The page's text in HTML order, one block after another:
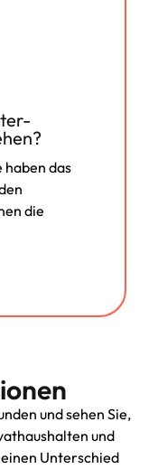
haben das
die
und sehen Sie,
und
Unterschied